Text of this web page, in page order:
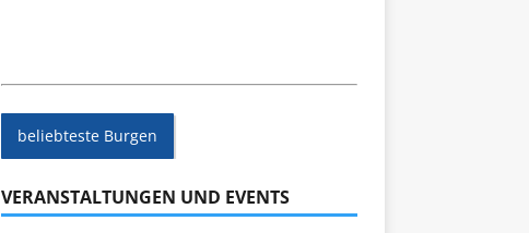
beliebteste Burgen
VERANSTALTUNGEN UND EVENTS